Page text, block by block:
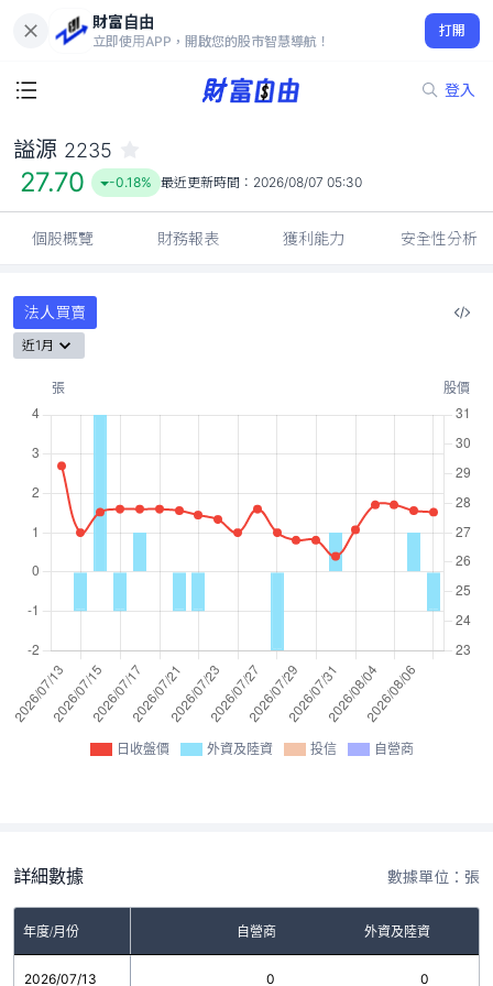
財富自由
立即使用APP，開啟您的股市智慧導航！
打開
登入
27.70
-0.18%
謚源 2235
27.70 -0.18% 最近更新時間： 2026/08/07 05:30
個股概覽 財務報表 獲利能力 安全性分析
法人買賣
近1月
日收盤價 外資及陸資 投信 自營商
詳細數據 數據單位：張
年度/月份 自營商 外資及陸資
2026/07/13 0 0